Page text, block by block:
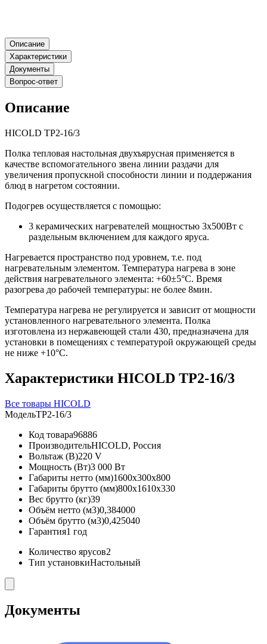
Описание
Характеристики
Документы
Вопрос-ответ
Описание
HICOLD TP2-16/3
Полка тепловая настольная двухъярусная применяется в
качестве вспомогательного звена линии раздачи для
увеличения пропускной способности линии и поддержания
блюд в нагретом состоянии.
Подогрев осуществляется с помощью:
3 керамических нагревателей мощностью 3х500Вт с
раздельным включением для каждого яруса.
Нагревается пространство под уровнем, т.е. под
нагревательным элементом. Температура нагрева в зоне
действия нагревательного элемента: +60±5°С. Время
разогрева до рабочей температуры: не более 8мин.
Температура нагрева не регулируется и зависит от мощности
установленного нагревательного элемента. Полка
изготовлена из нержавеющей стали 430, предназначена для
установки в помещениях с температурой окружающей среды
не ниже +10°С.
Характеристики HICOLD TP2-16/3
Все товары HICOLD
МодельTP2-16/3
Код товара96886
ПроизводительHICOLD, Россия
Вольтаж (В)220 V
Мощность (Вт)3 000 Вт
Габариты нетто (мм)1600x300x800
Габариты брутто (мм)800x1610x330
Вес брутто (кг)39
Объём нетто (м3)0,384000
Объём брутто (м3)0,425040
Гарантия1 год
Количество ярусов2
Тип установкиНастольный
Документы